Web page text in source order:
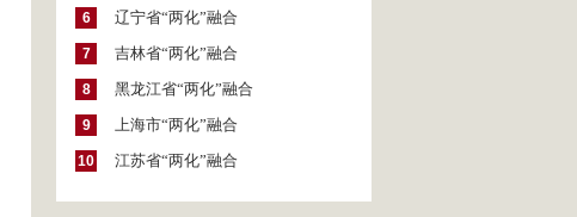
6 辽宁省“两化”融合
7 吉林省“两化”融合
8 黑龙江省“两化”融合
9 上海市“两化”融合
10 江苏省“两化”融合